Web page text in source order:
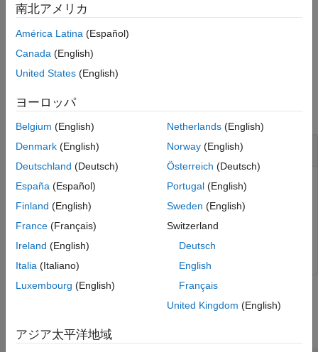
Syntax
Examples
Input Arguments
Output Arguments
See Also
location = getDeploymentLocation(
example
collapse all
Get Deployment Location on Target
Get the location of deployment on the target using the
tg.getDeploymentLocation();
南北アメリカ
América Latina (Español)
Canada (English)
United States (English)
ヨーロッパ
Belgium (English)
Denmark (English)
Deutschland (Deutsch)
España (Español)
Finland (English)
France (Français)
Ireland (English)
Italia (Italiano)
Luxembourg (English)
Netherlands(English)
Norway(English)
Österreich (Deutsch)
Portugal(English)
Sweden (English)
Switzerland
Deutsch
English
Français
United Kingdom (English)
アジア太平洋地域